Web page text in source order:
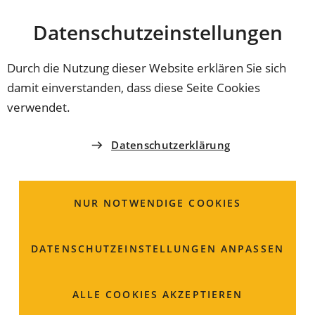
Datenschutz­einstellungen
Durch die Nutzung dieser Website erklären Sie sich
damit einverstanden, dass diese Seite Cookies
verwendet.
Datenschutzerklärung
NUR NOTWENDIGE COOKIES
DATENSCHUTZ­EINSTELLUNGEN ANPASSEN
ALLE COOKIES AKZEPTIEREN
INHALT ANSPRINGEN
Coburg
REFERAT 4 - RESSOURCENREFERAT
Steingasse 18
96450 Coburg
09561 89-3155